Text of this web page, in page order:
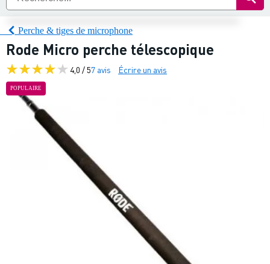
Perche & tiges de microphone
Rode Micro perche télescopique
4,0 / 57 avis Écrire un avis
POPULAIRE